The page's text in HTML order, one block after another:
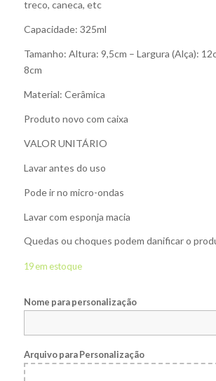
treco, caneca, etc
Capacidade: 325ml
Tamanho: Altura: 9,5cm – Largura (Alça):
8cm
Material: Cerâmica
Produto novo com caixa
VALOR UNITÁRIO
Lavar antes do uso
Pode ir no micro-ondas
Lavar com esponja macia
Quedas ou choques podem danificar o
19 em estoque
Nome para personalização
Arquivo para Personalização